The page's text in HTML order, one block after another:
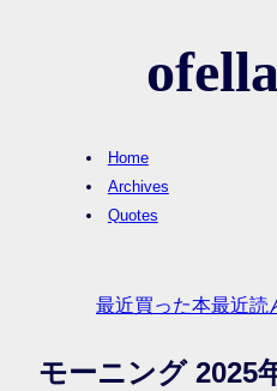
Home
Archives
Quotes
最近買った本最近読
モーニング 2025